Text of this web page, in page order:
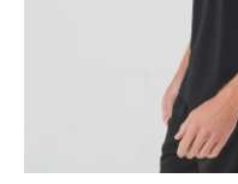
MEDIZIN/BEAUTY
NACHHALTIGE ARTIKEL